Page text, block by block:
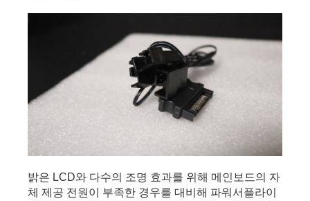
밝은 LCD와 다수의 조명 효과를 위해 메인보드의 자
체 제공 전원이 부족한 경우를 대비해 파워서플라이